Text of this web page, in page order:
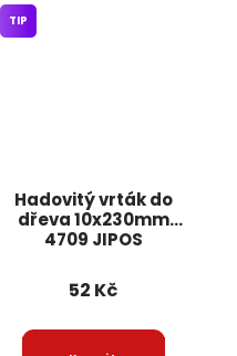
Hadovitý vrták do
dřeva 10x230mm
4709 JIPOS
TIP
52 Kč